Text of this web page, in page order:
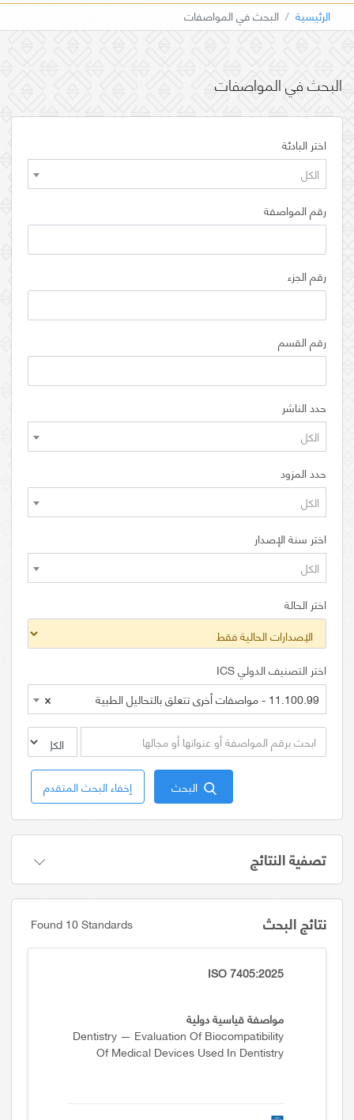
الرئيسية البحث في المواصفات
البحث في المواصفات
اختر البادئة
الكل
رقم المواصفة
رقم الجزء
رقم القسم
حدد الناشر
الكل
حدد المزود
الكل
اختر سنة الإصدار
الكل
اختر الحالة
اختر التصنيف الدولي ICS
×
11.100.99 - مواصفات أخرى تتعلق بالتحاليل الطبية
البحث إخفاء البحث المتقدم
تصفية النتائج
نتائج البحث Found 10 Standards
ISO 7405:2025
مواصفة قياسية دولية
Dentistry — Evaluation Of Biocompatibility
Of Medical Devices Used In Dentistry